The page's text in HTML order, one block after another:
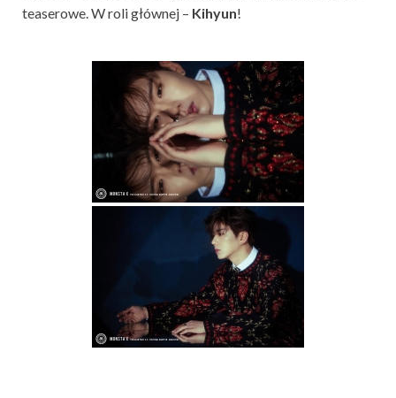
teaserowe. W roli głównej – Kihyun!